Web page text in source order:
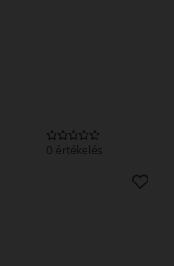
0 értékelés